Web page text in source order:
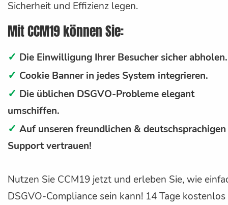
Sicherheit und Effizienz legen.
Mit CCM19 können Sie:
✓ Die Einwilligung Ihrer Besucher sicher abholen.
✓ Cookie Banner in jedes System integrieren.
✓ Die üblichen DSGVO-Probleme elegant
umschiffen.
✓ Auf unseren freundlichen & deutschsprachigen
Support vertrauen!
Nutzen Sie CCM19 jetzt und erleben Sie, wie
DSGVO-Compliance sein kann! 14 Tage kostenlos